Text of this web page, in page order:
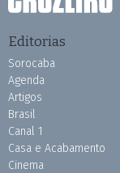
Editorias
Sorocaba
Agenda
Artigos
Brasil
Canal 1
Casa e Acabamento
Cinema